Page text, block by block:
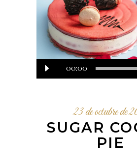
de
00:00
23 de octubre de
SUGAR
PIE